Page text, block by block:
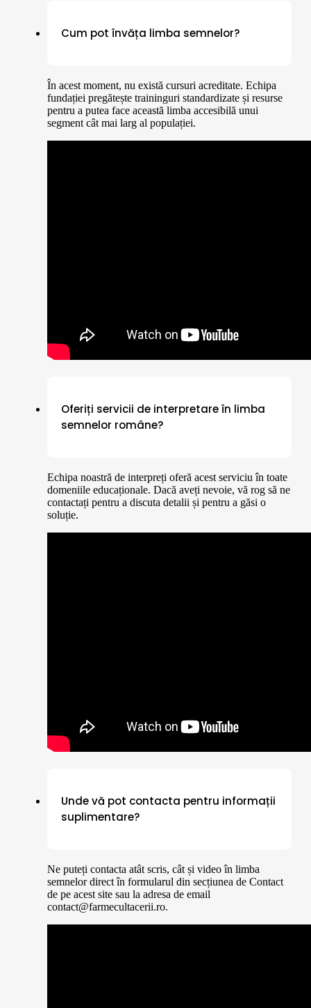
Cum pot învăța limba semnelor?
În acest moment, nu există cursuri acreditate. Echipa
fundației pregătește traininguri standardizate și resurse
pentru a putea face această limba accesibilă unui
segment cât mai larg al populației.
Oferiți servicii de interpretare în limba
semnelor române?
Echipa noastră de interpreți oferă acest serviciu în toate
domeniile educaționale. Dacă aveți nevoie, vă rog să ne
contactați pentru a discuta detalii și pentru a găsi o
soluție.
Unde vă pot contacta pentru informații
suplimentare?
Ne puteți contacta atât scris, cât și video în limba
semnelor direct în formularul din secțiunea de Contact
de pe acest site sau la adresa de email
contact@farmecultacerii.ro.